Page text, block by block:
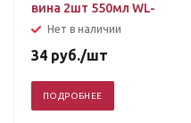
вина 2шт 550мл WL-
888040
Нет в наличии
34 руб./шт
ПОДРОБНЕЕ